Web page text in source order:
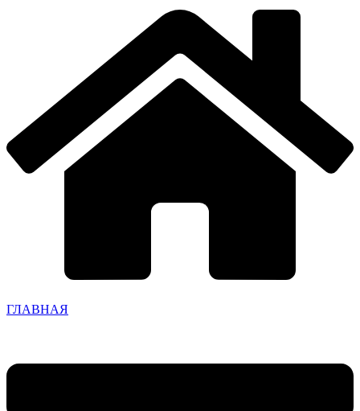
ГЛАВНАЯ